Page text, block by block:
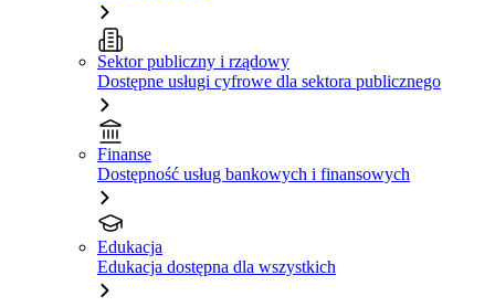
Sektor publiczny i rządowy
Dostępne usługi cyfrowe dla sektora publicznego
Finanse
Dostępność usług bankowych i finansowych
Edukacja
Edukacja dostępna dla wszystkich